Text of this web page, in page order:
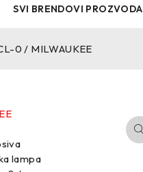
SVI BRENDOVI PROZVODA
0 / MILWAUKEE